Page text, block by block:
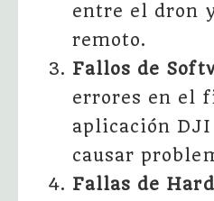
entre el dron
remoto.
Fallos de
errores en el
aplicación
causar
Fallas de